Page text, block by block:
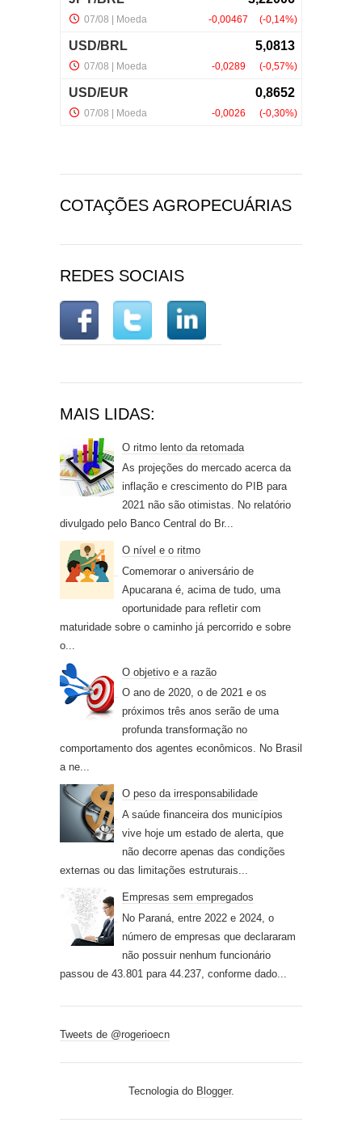
COTAÇÕES AGROPECUÁRIAS
REDES SOCIAIS
MAIS LIDAS:
O ritmo lento da retomada
As projeções do mercado acerca da
inflação e crescimento do PIB para
2021 não são otimistas. No relatório
divulgado pelo Banco Central do Br...
O nível e o ritmo
Comemorar o aniversário de
Apucarana é, acima de tudo, uma
oportunidade para refletir com
maturidade sobre o caminho já percorrido e sobre
o...
O objetivo e a razão
O ano de 2020, o de 2021 e os
próximos três anos serão de uma
profunda transformação no
comportamento dos agentes econômicos. No Brasil
a ne...
O peso da irresponsabilidade
A saúde financeira dos municípios
vive hoje um estado de alerta, que
não decorre apenas das condições
externas ou das limitações estruturais...
Empresas sem empregados
No Paraná, entre 2022 e 2024, o
número de empresas que declararam
não possuir nenhum funcionário
passou de 43.801 para 44.237, conforme dado...
Tweets de @rogerioecn
Tecnologia do Blogger.